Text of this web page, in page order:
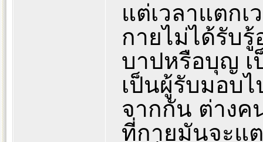
แต่เวลาแตก
กายไม่ได้รับรู้
บาปหรือบุญ เ
เป็นผู้รับมอบ
จากกัน ต่างค
ที่กายมันจะแ